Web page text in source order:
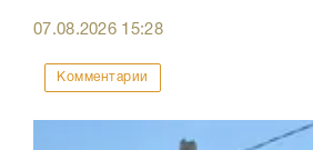
07.08.2026 15:28
Комментарии